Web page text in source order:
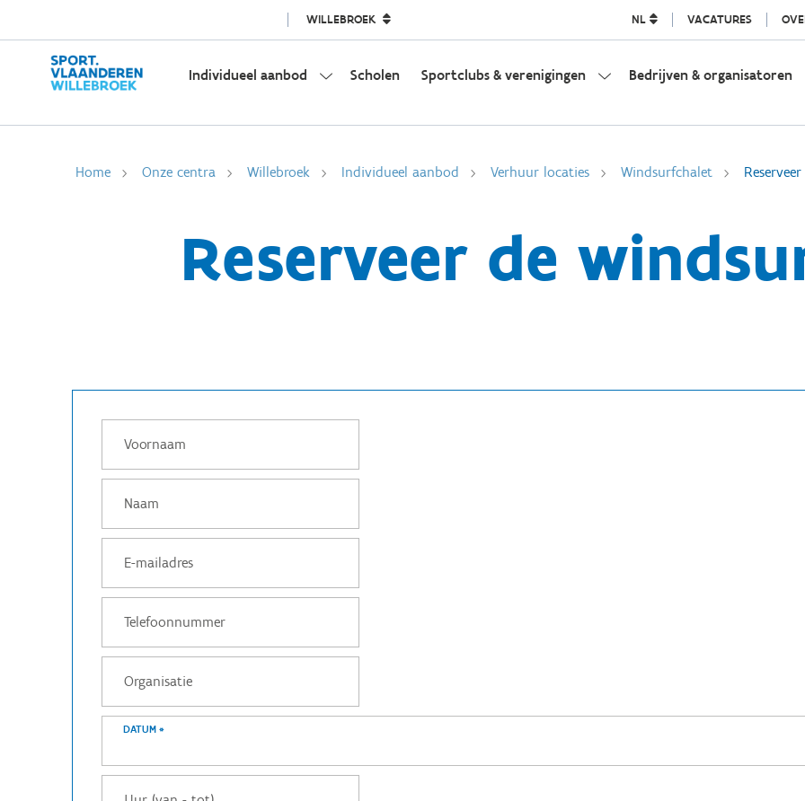
WILLEBROEK NL VACATURES
Individueel aanbod Scholen Sportclubs & verenigingen Bedrijven & organisatoren
Home Onze centra Willebroek Individueel aanbod Verhuur locaties Windsurfchalet
Reserveer de
DATUM *